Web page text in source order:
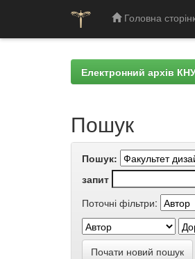
Головна
Електронний архів
Пошук
Пошук:
запит
Поточні фільтри:
Почати новий пошук